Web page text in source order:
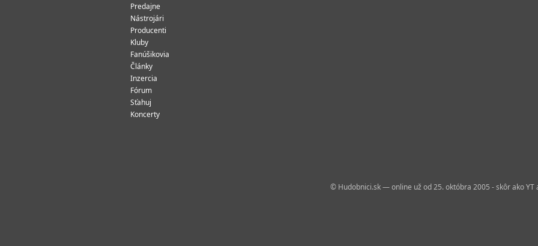
Predajne
Nástrojári
Producenti
Kluby
Fanúšikovia
Články
Inzercia
Fórum
Sťahuj
Koncerty
© Hudobnici.sk — online už od 25. októbra 2005 - skôr ako YT